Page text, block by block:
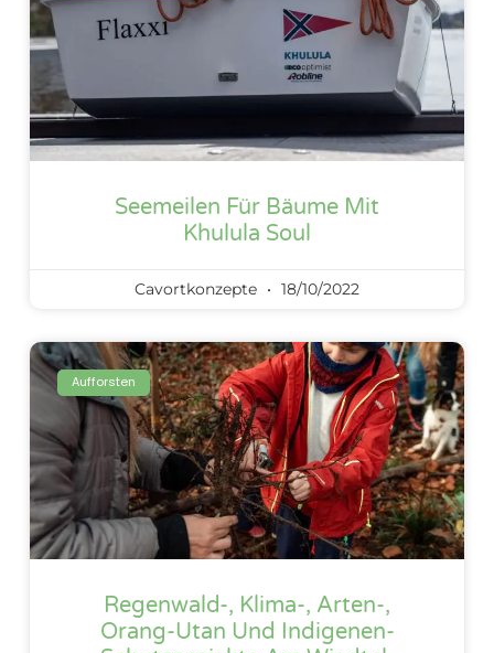
Seemeilen Für Bäume Mit
Khulula Soul
Cavortkonzepte 18/10/2022
Aufforsten
Regenwald-, Klima-, Arten-,
Orang-Utan Und Indigenen-